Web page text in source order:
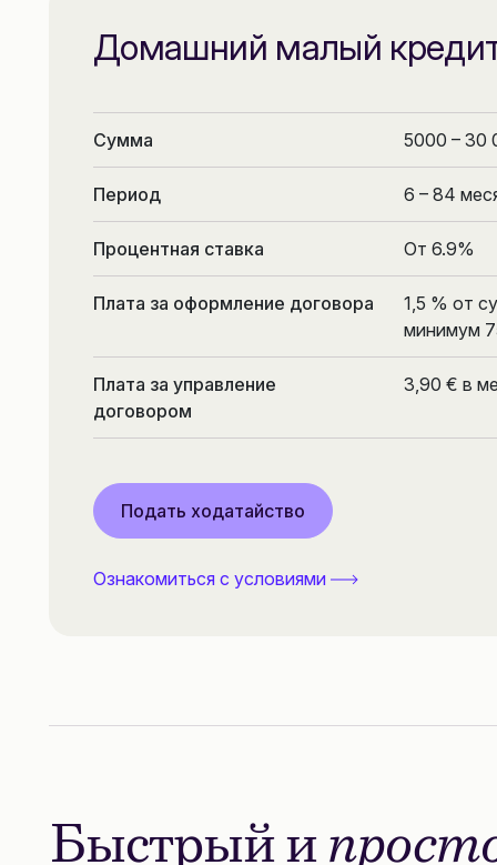
Домашний малый
Сумма 5000 – 30
Период 6 – 84
Процентная ставка От 6.9%
Плата за оформление договора
1,5 % от
минимум
Плата за управление
договором
3,90 € в
Подать ходатайство
Ознакомиться с условиями
Быстрый и